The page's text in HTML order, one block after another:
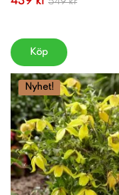
Köp
Nyhet!